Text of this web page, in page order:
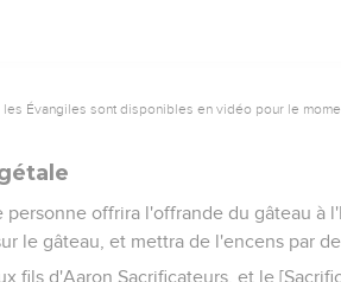
les Évangiles sont disponibles en vidéo pour le
personne offrira l'offrande du gâteau à
le gâteau, et mettra de l'encens par
fils d'Aaron Sacrificateurs, et le